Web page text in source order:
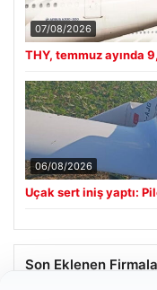
07/08/2026
THY, temmuz ayında
06/08/2026
Uçak sert iniş yaptı:
Son Eklenen